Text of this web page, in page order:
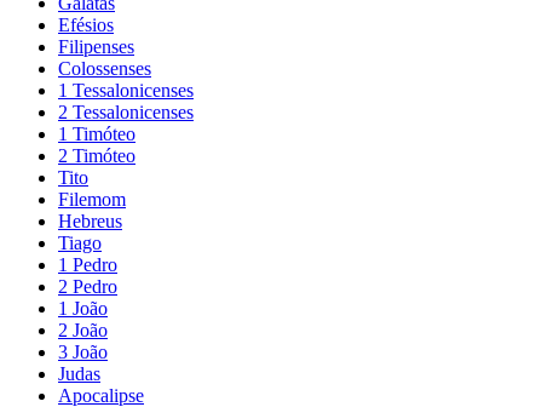
Efésios
Filipenses
Colossenses
1 Tessalonicenses
2 Tessalonicenses
1 Timóteo
2 Timóteo
Tito
Filemom
Hebreus
Tiago
1 Pedro
2 Pedro
1 João
2 João
3 João
Judas
Apocalipse